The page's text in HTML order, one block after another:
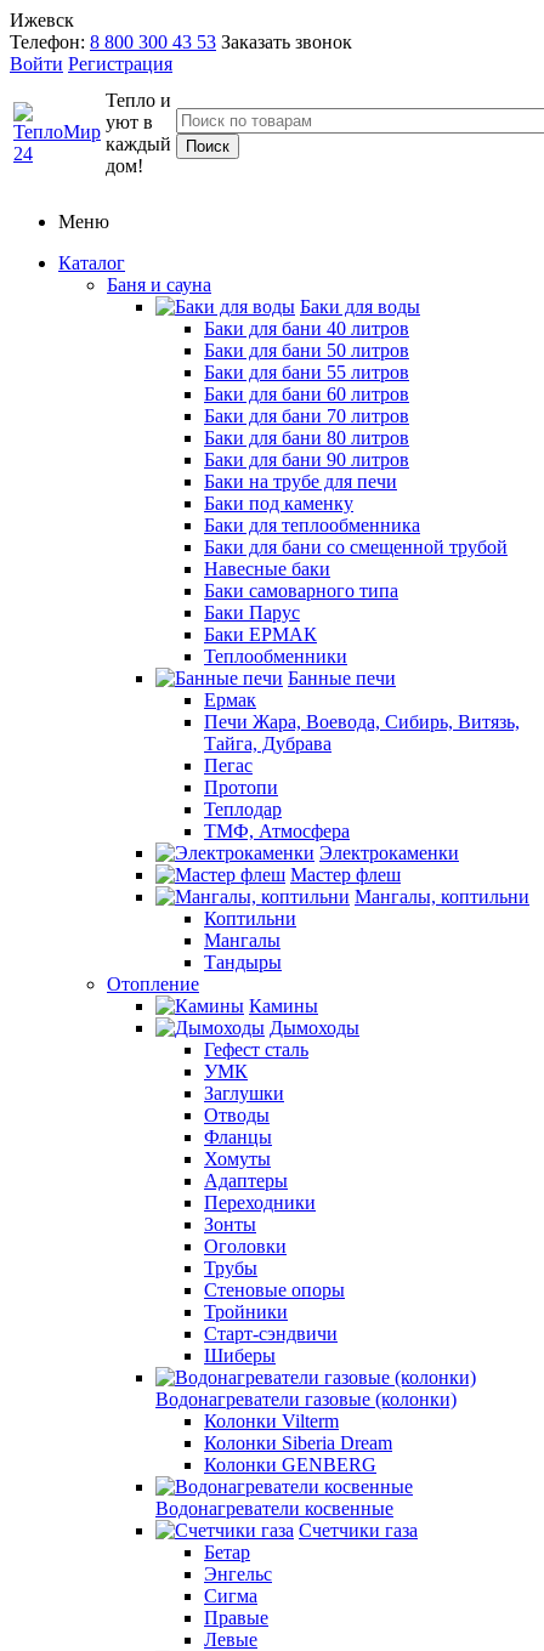
Ижевск
Телефон: 8 800 300 43 53 Заказать звонок
Войти Регистрация
Тепло и
уют в
каждый
дом!
Меню
Каталог
Баня и сауна
Баки для воды
Баки для бани 40 литров
Баки для бани 50 литров
Баки для бани 55 литров
Баки для бани 60 литров
Баки для бани 70 литров
Баки для бани 80 литров
Баки для бани 90 литров
Баки на трубе для печи
Баки под каменку
Баки для теплообменника
Баки для бани со смещенной трубой
Навесные баки
Баки самоварного типа
Баки Парус
Баки ЕРМАК
Теплообменники
Банные печи
Ермак
Печи Жара, Воевода, Сибирь, Витязь,
Тайга, Дубрава
Пегас
Протопи
Теплодар
ТМФ, Атмосфера
Электрокаменки
Мастер флеш
Мангалы, коптильни
Коптильни
Мангалы
Тандыры
Отопление
Камины
Дымоходы
Гефест сталь
УМК
Заглушки
Отводы
Фланцы
Хомуты
Адаптеры
Переходники
Зонты
Оголовки
Трубы
Стеновые опоры
Тройники
Старт-сэндвичи
Шиберы
Водонагреватели газовые (колонки)
Колонки Vilterm
Колонки Siberia Dream
Колонки GENBERG
Водонагреватели косвенные
Счетчики газа
Бетар
Энгельс
Сигма
Правые
Левые